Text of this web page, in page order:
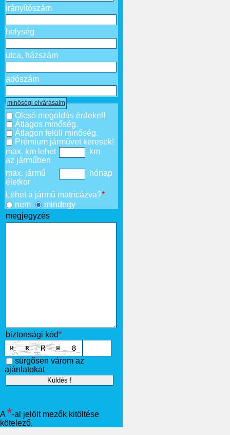
irányítószám
helység
utca, házszám
adószám
minőségi elvárásaim
Olcsó megoldás érdekel!
Átlagos minőség.
Átlagon felüli minőség.
Prémium járművet keresek!
max. km lehet
az járműben
km
max. jármű
életkor
hónap
Lehet a jármű matricázva?*
nem
mindegy
megjegyzés
biztonsági kód*
sürgősen várom az
ajánlatokat
A *-al jelölt mezők kitöltése
kötelező.